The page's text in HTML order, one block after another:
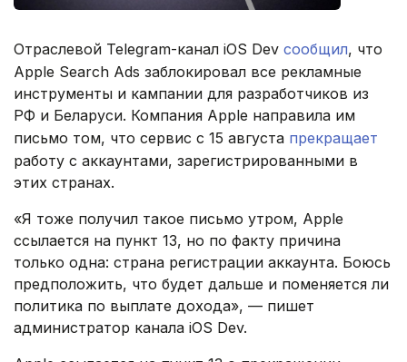
Отраслевой Telegram-канал iOS Dev сообщил, что
Apple Search Ads заблокировал все рекламные
инструменты и кампании для разработчиков из
РФ и Беларуси. Компания Apple направила им
письмо том, что сервис с 15 августа прекращает
работу с аккаунтами, зарегистрированными в
этих странах.
«Я тоже получил такое письмо утром, Apple
ссылается на пункт 13, но по факту причина
только одна: страна регистрации аккаунта. Боюсь
предположить, что будет дальше и поменяется ли
политика по выплате дохода», — пишет
администратор канала iOS Dev.